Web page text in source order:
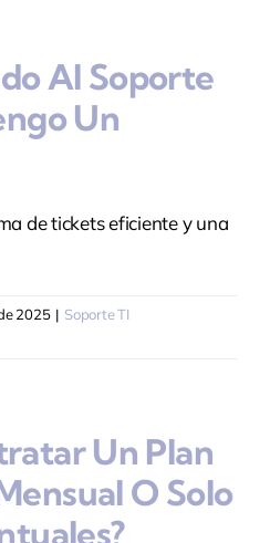
Al Soporte
Un
de tickets eficiente y una
2025 | Soporte TI
Un Plan
O Solo